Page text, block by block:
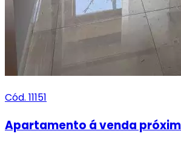
Cód. 11151
Apartamento á venda